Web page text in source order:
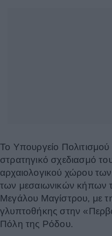
Το Υπουργείο Πολιτισμού
στρατηγικό σχεδιασμό
αρχαιολογικού χώρου
των μεσαιωνικών κήπων
Μεγάλου Μαγίστρου, με
γλυπτοθήκης στην
Πόλη της Ρόδου.